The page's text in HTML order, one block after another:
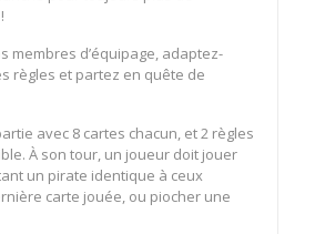
membres d’équipage, adaptez-
règles et partez en quête de
avec 8 cartes chacun, et 2 règles
À son tour, un joueur doit jouer
un pirate identique à ceux
carte jouée, ou piocher une